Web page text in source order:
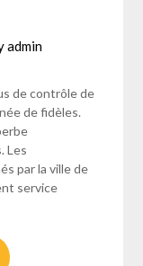
admin
de contrôle de
de fidèles.
Les
par la ville de
service